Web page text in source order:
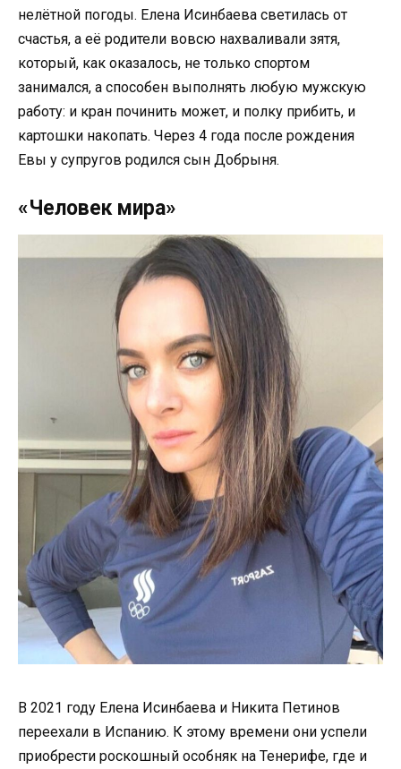
нелётной погоды. Елена Исинбаева светилась от
счастья, а её родители вовсю нахваливали зятя,
который, как оказалось, не только спортом
занимался, а способен выполнять любую мужскую
работу: и кран починить может, и полку прибить, и
картошки накопать. Через 4 года после рождения
Евы у супругов родился сын Добрыня.
«Человек мира»
В 2021 году Елена Исинбаева и Никита Петинов
переехали в Испанию. К этому времени они успели
приобрести роскошный особняк на Тенерифе, где и